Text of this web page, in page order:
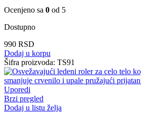
Ocenjeno sa 0 od 5
Dostupno
990 RSD
Dodaj u korpu
Šifra proizvoda: TS91
Uporedi
Brzi pregled
Dodaj u listu želja